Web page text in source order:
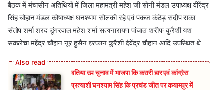
बैठक में मंचासीन अतिथियों में जिला महामंत्री महेश जी सोनी मंडल उपाध्यक्ष वीरेंद्र
सिंह चौहान मंडल कोषाध्यक्ष घनश्याम सोलंकी रहे एवं पंकज कंठेड़ संदीप राका
संतोष शर्मा शरद डूंगरवाल महेश शर्मा सत्यनारायण पांचाल शरीफ कुरैशी यश
सकलेचा महेंद्र चौहान नूर हुसैन इरफान कुरैशी देवेंद्र चौहान आदि उपस्थित थे
दतिया उप चुनाव में भाजपा कि करारी हार एवं कांग्रेस
प्रत्याशी घनश्याम सिंह कि प्रचंड जीत पर कयामपुर में